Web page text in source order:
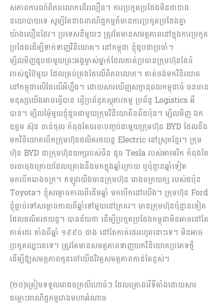
សភាពការណ៍ពិភពលោកដើរលឿន។ ការប្រកួតប្រជែងមិនថាខាង
នយោបាយទេ សូម្បីតែខាងពាណិជ្ជកម្មក៏មានការប្រកួតប្រជែងគ្នា
យ៉ាងលឿនដែរ។ ប្រទេសនីមួយៗ ត្រូវតែមានសមត្ថភាពនៅក្នុងការប្រកួត
ប្រជែងដើម្បីទាក់ទាញវិនិយោគ។ នៅកម្ពុជា ខ្ញុំជួបជាប្រចាំ។
ម្សិលមិញជួបជាមួយព្រះអង្គម្ចាស់ម្នាក់ដែលគាត់ប្រធានក្រុមហ៊ុនផែធំ
របស់ឌូប៊ៃមួយ ដែលគ្រប់គ្រងផែលើពិភពលោក។ គាត់ចង់មកវិនិយោគ
នៅកម្ពុជាលើផែលើអីហ្នឹង។ ដោយសារឃើញសក្តានុពលកម្ពុជាធំ ធនធាន
មនុស្សយើងអាចធ្វើបាន ធ្វើប្រព័ន្ធភស្តុភារកម្ម ប្រព័ន្ឌ Logistics អី
បាន។ ម្សិលម៉្ងៃមួយខ្ញុំជួបជាមួយក្រុមវិនិយោគិនពីជប៉ុន។ ម្សិលមិញ ឯក
ឧត្តម ស៊ុន ចាន់ថុល កំពុងតែចរចាបញ្ចប់ជាមួយក្រុមហ៊ុន BYD ដែលនឹង
មកវិនិយោគបើកក្រុមហ៊ុនផលិតរថយន្ត Electric នៅស្រុកខ្មែរ។ ក្រុម
ហ៊ុន BYD ជាក្រុមហ៊ុនយក្សរបស់ចិន ដូច Tesla របស់អាមេរិក កំពុងតែ
ចរចាចុងក្រោយដែលគ្រោងនឹងមកក្នុងឆ្នាំក្រោយ ឬប៉ុន្មានឆ្នាំទៀត
មកបើករោងចក្រ។ ឥឡូវយើងមានក្រុមហ៊ុន​ រោងចក្រយក្ស របស់ជប៉ុន
Toyota។ ខ្ញុំសម្ពោធកាលពីដើមឆ្នាំ មកបើកនៅយើង។ ក្រុមហ៊ុន Ford
ខ្ញុំធ្លាប់ទៅសម្ពោធកាលពីឆ្នាំទៅមួយនៅក្រគរ។ មានក្រុមហ៊ុនប៉ុន្មានទៀត
ដែលផលិតរថយន្ត។ បានន័យថា ដើម្បីប្រកួតប្រជែងកម្ពុជាមិនអាចនៅតែ
កាត់ដេរ តាំងពីឆ្នាំ ១៩៩០ ជាង នៅតែកាត់ដេររហូតនោះទេ។ មិនអាច
ប្រកួតឈ្នះគេទេ។ ត្រូវតែមានសមត្ថភាពទាញ​យកវិនិយោគប្រភេទថ្មី
ដើម្បីឱ្យសមត្ថភាពកូនចៅយើងវិវត្តសមត្ថភាពកាន់តែខ្ពស់។
(២០)ត្រៀមទទួលរោងចក្រយីហោធំៗ ដែលគ្រោងរើទីតាំងដោយសារ
ជម្លោះពាណិជ្ជកម្មរវាងមហាអំណាច